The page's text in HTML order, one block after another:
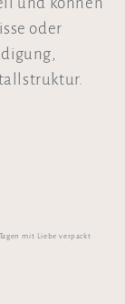
oder
mit Liebe verpackt